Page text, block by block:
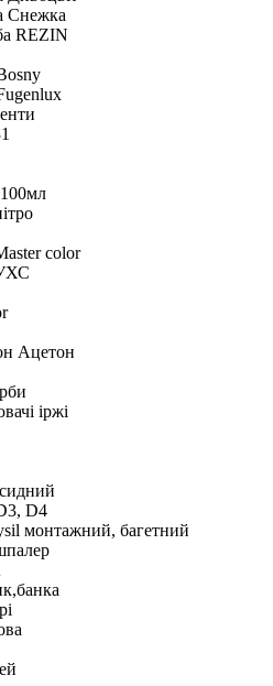
Снежка
REZIN
color
Ацетон
іржі
D4
монтажний, багетний